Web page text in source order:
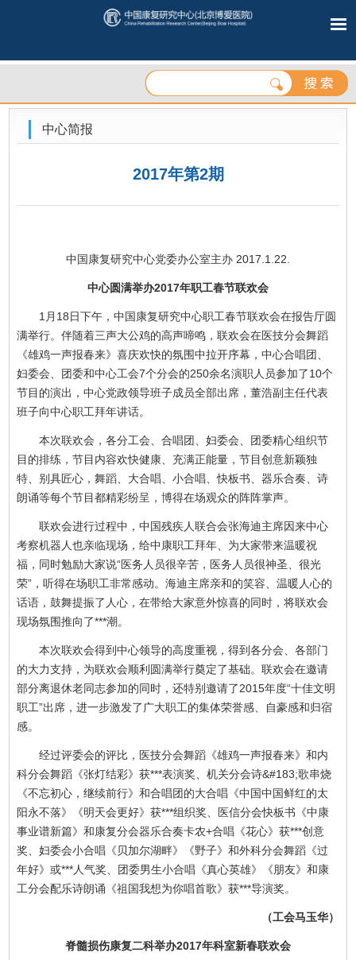
中心简报
2017年第2期
中国康复研究中心党委办公室主办 2017.1.22.
中心圆满举办2017年职工春节联欢会
1月18日下午，中国康复研究中心职工春节联欢会在报告厅圆
满举行。伴随着三声大公鸡的高声啼鸣，联欢会在医技分会舞蹈
《雄鸡一声报春来》喜庆欢快的氛围中拉开序幕，中心合唱团、
妇委会、团委和中心工会7个分会的250余名演职人员参加了10个
节目的演出，中心党政领导班子成员全部出席，董浩副主任代表
班子向中心职工拜年讲话。
本次联欢会，各分工会、合唱团、妇委会、团委精心组织节
目的排练，节目内容欢快健康、充满正能量，节目创意新颖独
特、别具匠心，舞蹈、大合唱、小合唱、快板书、器乐合奏、诗
朗诵等每个节目都精彩纷呈，博得在场观众的阵阵掌声。
联欢会进行过程中，中国残疾人联合会张海迪主席因来中心
考察机器人也亲临现场，给中康职工拜年、为大家带来温暖祝
福，同时勉励大家说“医务人员很辛苦，医务人员很神圣、很光
荣”，听得在场职工非常感动。海迪主席亲和的笑容、温暖人心的
话语，鼓舞提振了人心，在带给大家意外惊喜的同时，将联欢会
现场氛围推向了***潮。
本次联欢会得到中心领导的高度重视，得到各分会、各部门
的大力支持，为联欢会顺利圆满举行奠定了基础。联欢会在邀请
部分离退休老同志参加的同时，还特别邀请了2015年度“十佳文明
职工”出席，进一步激发了广大职工的集体荣誉感、自豪感和归宿
感。
经过评委会的评比，医技分会舞蹈《雄鸡一声报春来》和内
科分会舞蹈《张灯结彩》获***表演奖、机关分会诗&#183;歌串烧
《不忘初心，继续前行》和合唱团的大合唱《中国中国鲜红的太
阳永不落》《明天会更好》获***组织奖、医信分会快板书《中康
事业谱新篇》和康复分会器乐合奏卡农+合唱《花心》获***创意
奖、妇委会小合唱《贝加尔湖畔》《野子》和外科分会舞蹈《过
年好》或***人气奖、团委男生小合唱《真心英雄》《朋友》和康
工分会配乐诗朗诵《祖国我想为你唱首歌》获***导演奖。
（工会马玉华）
脊髓损伤康复二科举办2017年科室新春联欢会